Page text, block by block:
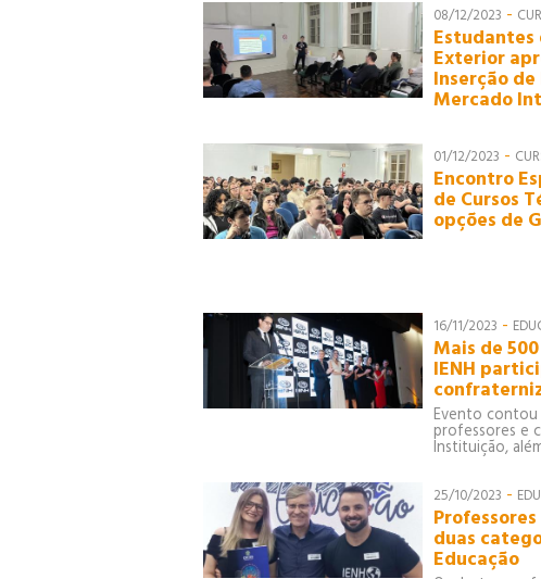
92
93
92
93
90
08/12/2023 -
Estudantes
Exterior
Inserção
Mercado
01/12/2023 -
Encontro
de Cursos
opções de
16/11/2023 -
Mais de
IENH
Evento contou
professores e
Instituição,
25/10/2023 -
duas
Educação